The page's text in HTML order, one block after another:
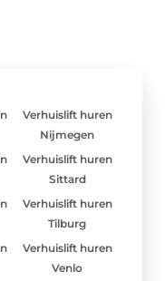
Verhuislift huren
Nijmegen
Verhuislift huren
Sittard
Verhuislift huren
Tilburg
Verhuislift huren
Venlo